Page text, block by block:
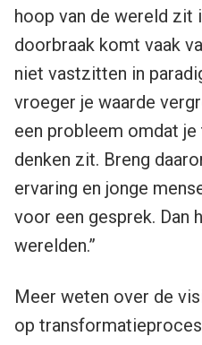
hoop van de wereld zit
doorbraak komt vaak
niet vastzitten in
vroeger je waarde
een probleem omdat
denken zit. Breng
ervaring en jonge
voor een gesprek. Dan
werelden.”
Meer weten over de
op